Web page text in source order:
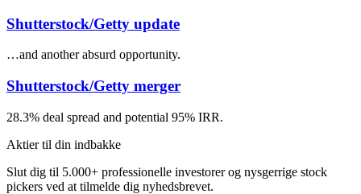
Shutterstock/Getty update
…and another absurd opportunity.
Shutterstock/Getty merger
28.3% deal spread and potential 95% IRR.
Aktier til din indbakke
Slut dig til 5.000+ professionelle investorer og nysgerrige stock
pickers ved at tilmelde dig nyhedsbrevet.